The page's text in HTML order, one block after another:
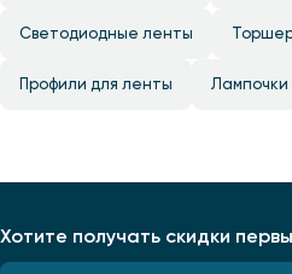
Светодиодные ленты
Профили для ленты Лампочки
Хотите получать скидки